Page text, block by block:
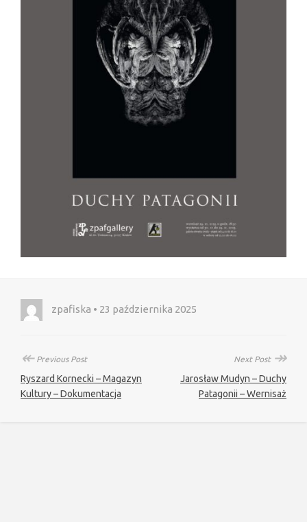
zpafiska • 23 października 2025
↞Previous Post
Ryszard Kornecki – Magazyn
Kultury – Dokumentacja
Next Post ↠
Jarosław Mudyn – Duchy
Patagonii – Wernisaż